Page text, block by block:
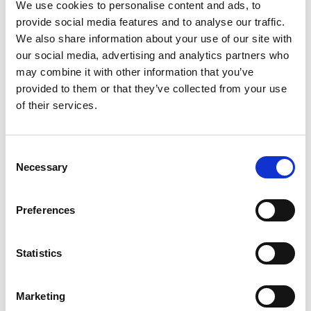
We use cookies to personalise content and ads, to
provide social media features and to analyse our traffic.
We also share information about your use of our site with
our social media, advertising and analytics partners who
may combine it with other information that you’ve
provided to them or that they’ve collected from your use
of their services.
Selection
Necessary
Preferences
Statistics
Marketing
Bij PLNT geloven we in de kracht van gedurfde ideeën, in
de energie van talent dat wil groeien, en in de impact van
ondernemerschap en innovatie die de wereld vooruithelpt.
Wij zijn de centrale broedplaats waar een gedreven
community van changemakers vol lef de uitdagingen van
Community van changemakers
Als werelden elkaar ontmoeten, volgt
PLNT is de plek waar werelden samenkomen. Waar
theorie overgaat in praktijk en waar dromers transformeren